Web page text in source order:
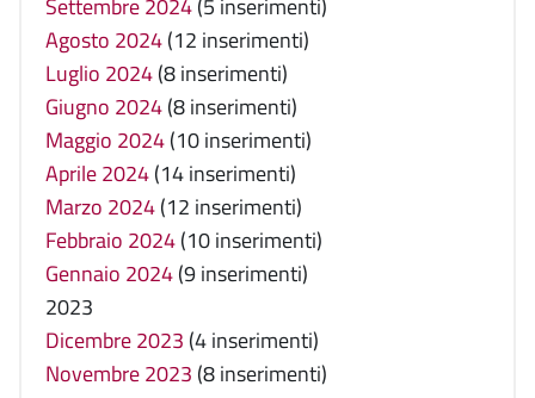
Settembre 2024(5 inserimenti)
Agosto 2024(12 inserimenti)
Luglio 2024(8 inserimenti)
Giugno 2024(8 inserimenti)
Maggio 2024(10 inserimenti)
Aprile 2024(14 inserimenti)
Marzo 2024(12 inserimenti)
Febbraio 2024(10 inserimenti)
Gennaio 2024(9 inserimenti)
2023
Dicembre 2023 (4 inserimenti)
Novembre 2023 (8 inserimenti)